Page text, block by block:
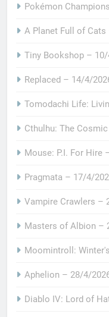
Pokémon
A Planet Full of
Tiny Bookshop –
Replaced – 14/4/
Tomodachi Life:
Cthulhu: The
Mouse: P.I. For Hire
Pragmata – 17/4/
Vampire Crawlers –
Masters of Albion –
Moomintroll:
Aphelion – 28/4/
Diablo IV: Lord of